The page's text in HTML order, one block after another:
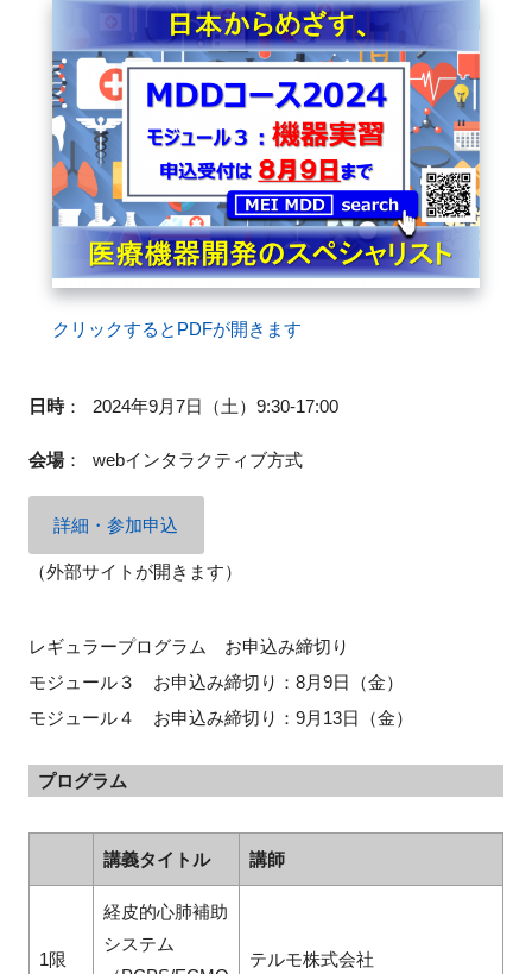
閉じる
クリックするとPDFが開きます
日時： 2024年9月7日（土）9:30-17:00
会場： webインタラクティブ方式
詳細・参加申込
（外部サイトが開きます）
レギュラープログラム お申込み締切り
モジュール３ お申込み締切り：8月9日（金）
モジュール４ お申込み締切り：9月13日（金）
プログラム
講義タイトル 講師
1限
経皮的心肺補助
システム
テルモ株式会社